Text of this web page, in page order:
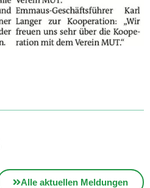
Alle aktuellen Meldungen